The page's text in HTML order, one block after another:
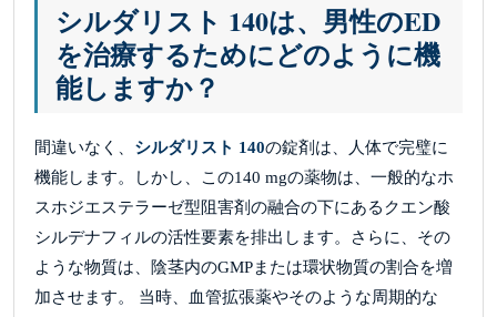
シルダリスト 140は、男性のED
を治療するためにどのように機
能しますか？
間違いなく、 シルダリスト 140の錠剤は、人体で完璧に
機能します。しかし、この140 mgの薬物は、一般的なホ
スホジエステラーゼ型阻害剤の融合の下にあるクエン酸
シルデナフィルの活性要素を排出します。さらに、その
ような物質は、陰茎内のGMPまたは環状物質の割合を増
加させます。 当時、血管拡張薬やそのような周期的な